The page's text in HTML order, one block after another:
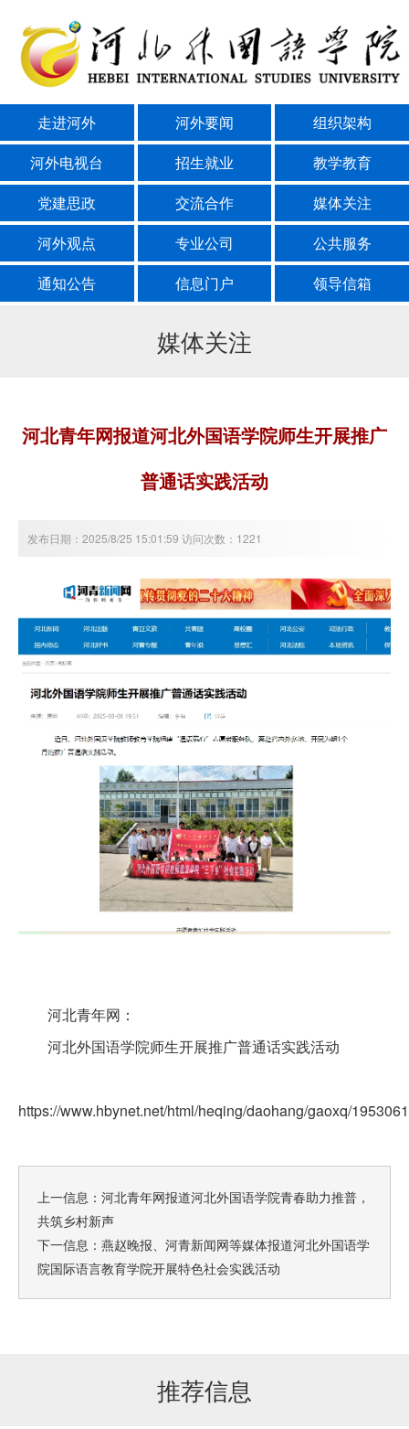
走进河外 河外要闻
组织架构
河外电视台
招生就业
教学教育
党建思政
交流合作
媒体关注
河外观点
专业公司
公共服务
通知公告
信息门户 领导信箱
媒体关注
河北青年网报道河北外国语学院师生开展推广
普通话实践活动
发布日期：2025/8/25 15:01:59 访问次数：1221
河北青年网：
河北外国语学院师生开展推广普通话实践活动
https://www.hbynet.net/html/heqing/daohang/gaoxq/
上一信息： 河北青年网报道河北外国语学院青春助力推普，
共筑乡村新声
下一信息： 燕赵晚报、河青新闻网等媒体报道河北外国语学
院国际语言教育学院开展特色社会实践活动
推荐信息